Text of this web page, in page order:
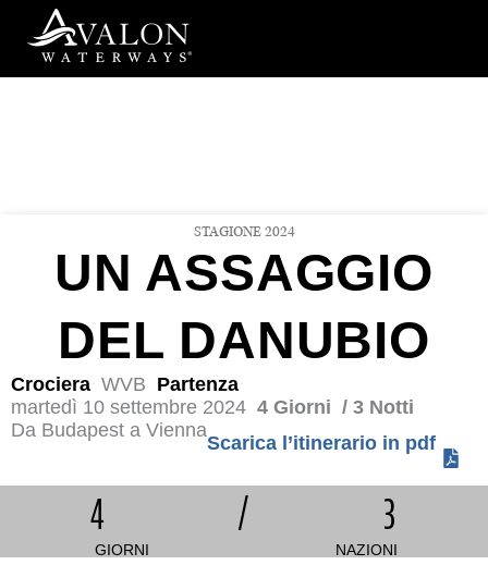
contenuto
STAGIONE 2024
UN ASSAGGIO
DEL DANUBIO
Crociera WVB Partenza
martedì 10 settembre 2024 4 Giorni / 3 Notti
Da Budapest a Vienna
Scarica l’itinerario in pdf
4 / 3
GIORNI NAZIONI